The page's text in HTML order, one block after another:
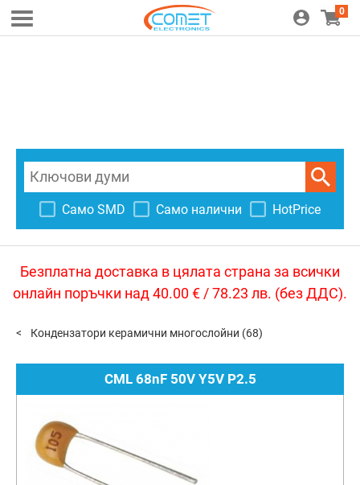
0
Само SMD Само налични HotPrice
Безплатна доставка в цялата страна за всички
онлайн поръчки над 40.00 € / 78.23 лв. (без ДДС).
Кондензатори керамични многослойни (68)
CML 68nF 50V Y5V P2.5